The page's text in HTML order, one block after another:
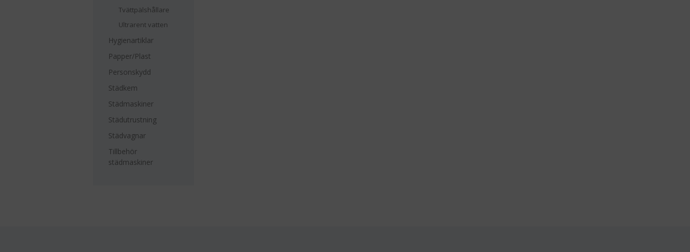
Tvättpälshållare
Ultrarent vatten
Hygienartiklar
Papper/Plast
Personskydd
Städkem
Städmaskiner
Städutrustning
Städvagnar
Tillbehör
städmaskiner